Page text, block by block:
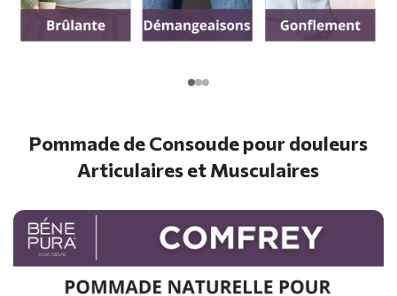
Pommade de Consoude pour douleurs
Articulaires et Musculaires